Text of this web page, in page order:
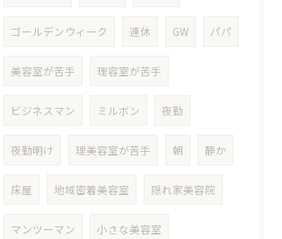
ゴールデンウィーク 連休 GW パパ
美容室が苦手 理容室が苦手
ビジネスマン ミルボン 夜勤
夜勤明け 理美容室が苦手 朝 静か
床屋 地域密着美容室 隠れ家美容院
マンツーマン 小さな美容室